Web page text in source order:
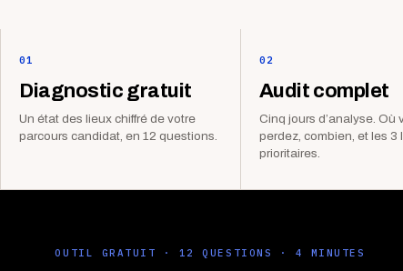
01
Diagnostic gratuit
Un état des lieux chiffré de votre
parcours candidat, en 12 questions.
02
Audit complet
Cinq jours d’analyse. Où
perdez, combien, et les 3
prioritaires.
OUTIL GRATUIT · 12 QUESTIONS · 4 MINUTES